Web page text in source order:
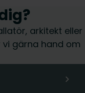
arkitekt eller
gärna hand om